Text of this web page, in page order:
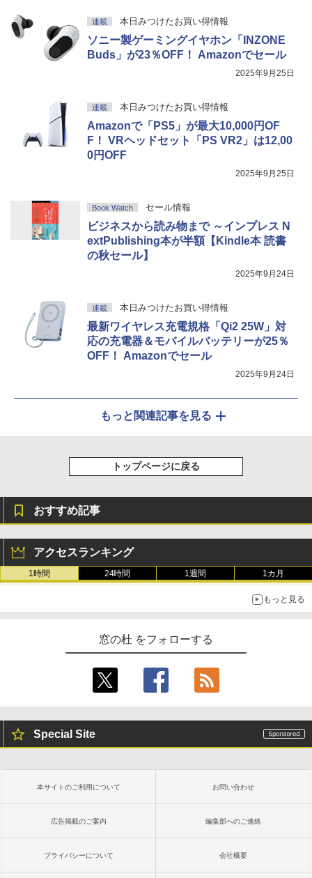
連載 本日みつけたお買い得情報
ソニー製ゲーミングイヤホン「INZONE
Buds」が23％OFF！ Amazonでセール
2025年9月25日
連載 本日みつけたお買い得情報
Amazonで「PS5」が最大10,000円OF
F！ VRヘッドセット「PS VR2」は12,00
0円OFF
2025年9月25日
Book Watch セール情報
ビジネスから読み物まで ～インプレス N
extPublishing本が半額【Kindle本 読書
の秋セール】
2025年9月24日
連載 本日みつけたお買い得情報
最新ワイヤレス充電規格「Qi2 25W」対
応の充電器＆モバイルバッテリーが25％
OFF！ Amazonでセール
2025年9月24日
もっと関連記事を見る
トップページに戻る
おすすめ記事
アクセスランキング
1時間 24時間 1週間 1カ月
もっと見る
窓の杜 をフォローする
Special Site
本サイトのご利用について お問い合わせ
広告掲載のご案内 編集部へのご連絡
プライバシーについて 会社概要